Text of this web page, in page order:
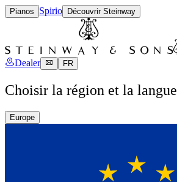
Pianos Spirio Découvrir Steinway
Dealer FR
Choisir la région et la langue
Europe